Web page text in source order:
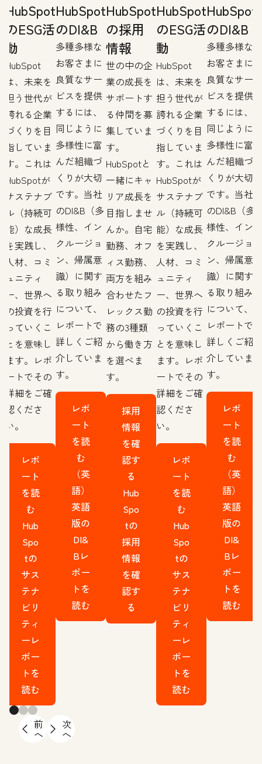
HubSpot
のESG活
動
HubSpot
は、未来を
担う世代が
誇れる企業
づくりを目
指していま
す。これは
HubSpotが
サステナブ
ル（持続可
能）な成長
を実践し、
人材、コミ
ュニティ
ー、世界へ
の投資を行
っていくこ
とを意味し
ます。レポ
ートでその
詳細をご確
認くださ
い。
レポ
ート
を読
む
Hub
Spo
tの
サス
テナ
ビリ
ティ
ーレ
ポー
トを
読む
HubSpot
のDI&B
多種多様な
お客さまに
良質なサー
ビスを提供
するには、
同じように
多様性に富
んだ組織づ
くりが大切
です。当社
のDI&B（多
様性、イン
クルージョ
ン、帰属意
識）に関す
る取り組み
について、
レポートで
詳しくご紹
介していま
す。
レポ
ート
を読
む
（英
語）
英語
版の
DI&
Bレ
ポー
トを
読む
HubSpot
の採用
情報
世の中の企
業の成長を
サポートす
る仲間を募
集していま
す。
HubSpotと
一緒にキャ
リア成長を
目指しませ
んか。自宅
勤務、オフ
ィス勤務、
両方を組み
合わせたフ
レックス勤
務の3種類
から働き方
を選べま
す。
採用
情報
を確
認す
る
Hub
Spo
tの
採用
情報
を確
認す
る
HubSpot
のESG活
動
HubSpot
は、未来を
担う世代が
誇れる企業
づくりを目
指していま
す。これは
HubSpotが
サステナブ
ル（持続可
能）な成長
を実践し、
人材、コミ
ュニティ
ー、世界へ
の投資を行
っていくこ
とを意味し
ます。レポ
ートでその
詳細をご確
認くださ
い。
レポ
ート
を読
む
Hub
Spo
tの
サス
テナ
ビリ
ティ
ーレ
ポー
トを
読む
HubSpot
のDI&B
多種多様な
お客さまに
良質なサー
ビスを提供
するには、
同じように
多様性に富
んだ組織づ
くりが大切
です。当社
のDI&B（多
様性、イン
クルージョ
ン、帰属意
識）に関す
る取り組み
について、
レポートで
詳しくご紹
介していま
す。
レポ
ート
を読
む
（英
語）
英語
版の
DI&
Bレ
ポー
トを
読む
前
へ
次
へ